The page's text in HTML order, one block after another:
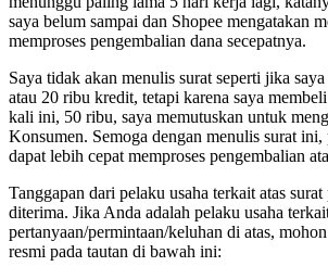
saya belum sampai dan Shopee mengatakan
memproses pengembalian dana secepatnya.
Saya tidak akan menulis surat seperti jika
atau 20 ribu kredit, tetapi karena saya
kali ini, 50 ribu, saya memutuskan untuk
Konsumen. Semoga dengan menulis surat
dapat lebih cepat memproses pengembalian
Tanggapan dari pelaku usaha terkait atas
diterima. Jika Anda adalah pelaku usaha
pertanyaan/permintaan/keluhan di atas,
resmi pada tautan di bawah ini: